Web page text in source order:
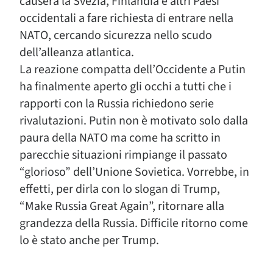
occidentali a fare richiesta di entrare nella
NATO, cercando sicurezza nello scudo
dell’alleanza atlantica.
La reazione compatta dell’Occidente a Putin
ha finalmente aperto gli occhi a tutti che i
rapporti con la Russia richiedono serie
rivalutazioni. Putin non è motivato solo dalla
paura della NATO ma come ha scritto in
parecchie situazioni rimpiange il passato
“glorioso” dell’Unione Sovietica. Vorrebbe, in
effetti, per dirla con lo slogan di Trump,
“Make Russia Great Again”, ritornare alla
grandezza della Russia. Difficile ritorno come
lo è stato anche per Trump.